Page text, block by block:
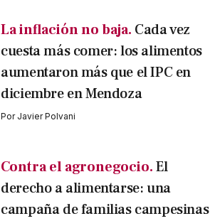
La inflación no baja. Cada vez
cuesta más comer: los alimentos
aumentaron más que el IPC en
diciembre en Mendoza
Por Javier Polvani
Contra el agronegocio.El
derecho a alimentarse: una
campaña de familias campesinas